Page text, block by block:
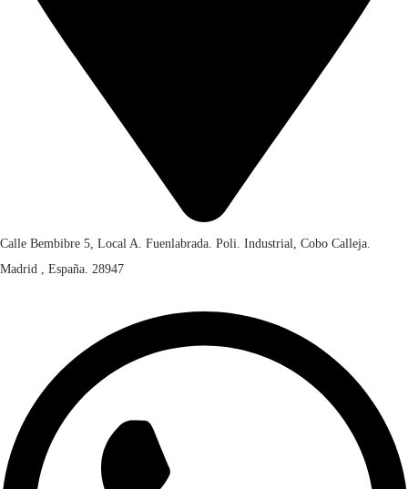
Calle Bembibre 5, Local A. Fuenlabrada. Poli. Industrial, Cobo Calleja.
Madrid , España. 28947